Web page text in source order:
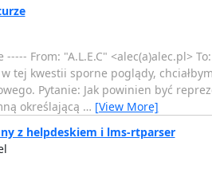
From: "A.L.E.C" <alec(a)alec.pl>
tej kwestii sporne poglądy,
Pytanie: Jak powinien być
określającą … [View More]
z helpdeskiem i lms-rtparser